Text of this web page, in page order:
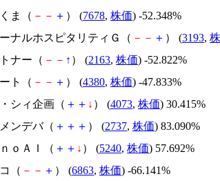
ま（ － － ＋ ） (7678, 株価) -52.348%
ナルホスピタリティＧ（ － － ＋ ） (3193,
ナー（ － － ↑ ） (2163, 株価) -52.822%
ト（ － － ＋ ） (4380, 株価) -47.833%
シィ企画（ ＋ ＋ ↓ ） (4073, 株価) 30.415%
ンデバ（ ＋ ＋ ＋ ） (2737, 株価) 83.090%
ｏＡＩ（ ＋ ＋ ↓ ） (5240, 株価) 57.692%
（ － － ＋ ） (6863, 株価) -66.141%